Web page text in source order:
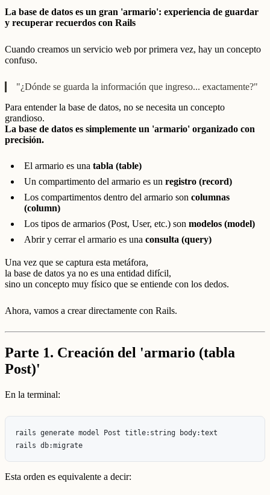
La base de datos es un gran 'armario': experiencia de guardar
y recuperar recuerdos con Rails
Cuando creamos un servicio web por primera vez, hay un concepto
confuso.
"¿Dónde se guarda la información que ingreso... exactamente?"
Para entender la base de datos, no se necesita un concepto
grandioso.
La base de datos es simplemente un 'armario' organizado con
precisión.
El armario es una tabla (table)
Un compartimento del armario es un registro (record)
Los compartimentos dentro del armario son columnas
(column)
Los tipos de armarios (Post, User, etc.) son modelos (model)
Abrir y cerrar el armario es una consulta (query)
Una vez que se captura esta metáfora,
la base de datos ya no es una entidad difícil,
sino un concepto muy físico que se entiende con los dedos.
Ahora, vamos a crear directamente con Rails.
Parte 1. Creación del 'armario (tabla
Post)'
En la terminal:
rails generate model Post title:string body:text
Esta orden es equivalente a decir: